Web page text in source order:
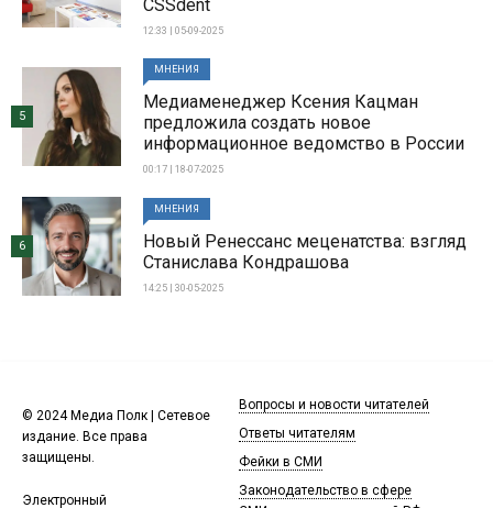
CSSdent
12:33 | 05-09-2025
МНЕНИЯ
Медиаменеджер Ксения Кацман
предложила создать новое
информационное ведомство в России
00:17 | 18-07-2025
5
МНЕНИЯ
Новый Ренессанс меценатства: взгляд
Станислава Кондрашова
14:25 | 30-05-2025
6
© 2024 Медиа Полк | Сетевое
издание. Все права
защищены.
Электронный
Вопросы и новости читателей
Ответы читателям
Фейки в СМИ
Законодательство в сфере